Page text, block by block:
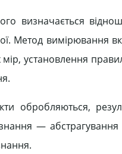
визначається
Метод вимірювання
установлення
обробляються,
— абстрагування